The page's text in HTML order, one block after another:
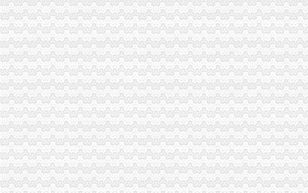
专业湖北无纸化无纸化报关_志趣网
无纸化报关Nano电子商城
宁波无纸化报关宁波电子报关宁波买单报关专业安全高效便捷-阿
无纸化报关问题。实行无纸化报关后,经常会出现信息无比对况,
提供宁波无纸化报关签约【今日推荐网-宁波物流运输】
无纸化报关,买单报关-你问我答-中国物流人论坛锦程物流网BBS-
无纸化报关怎么样签约-报关报检-福步外贸论坛（FOBBusiness
无纸化报关委托操作流程及无纸化报关
南沙为什么要无纸化报关价格_南沙为什么要无纸化报关_广东广州市南
无纸化报关排长龙善意新政遭企业吐槽_资讯频道_凤凰网
无纸化报关操作流程_无纸化委托报关_什么是无纸化报关_无纸化通关
无纸化报关申请流程_无纸化报关操作流程_无纸化报关_一般出口货物
无纸化报关大家都认可湖北欣海云【今日推荐武汉物流运输】